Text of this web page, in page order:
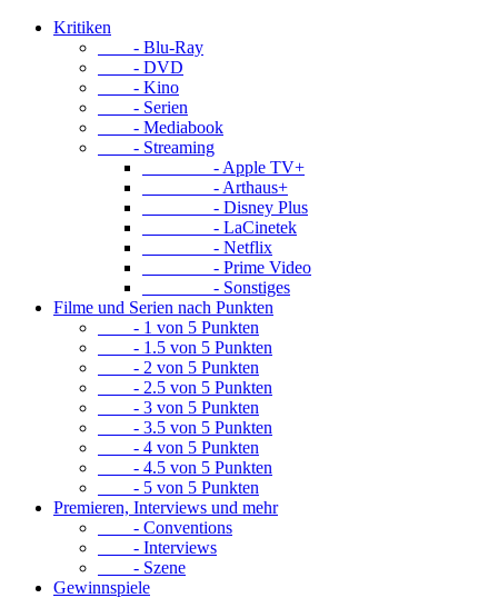
Kritiken
- Blu-Ray
- DVD
- Kino
- Serien
- Mediabook
- Streaming
- Apple TV+
- Arthaus+
- Disney Plus
- LaCinetek
- Netflix
- Prime Video
- Sonstiges
Filme und Serien nach Punkten
- 1 von 5 Punkten
- 1.5 von 5 Punkten
- 2 von 5 Punkten
- 2.5 von 5 Punkten
- 3 von 5 Punkten
- 3.5 von 5 Punkten
- 4 von 5 Punkten
- 4.5 von 5 Punkten
- 5 von 5 Punkten
Premieren, Interviews und mehr
- Conventions
- Interviews
- Szene
Gewinnspiele